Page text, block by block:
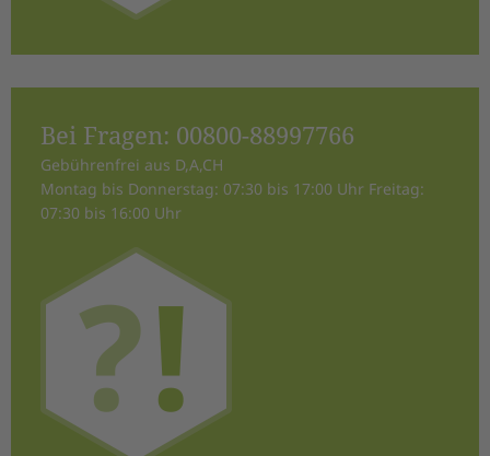
Bei Fragen: 00800-88997766
Gebührenfrei aus D,A,CH
Montag bis Donnerstag: 07:30 bis 17:00 Uhr Freitag:
07:30 bis 16:00 Uhr